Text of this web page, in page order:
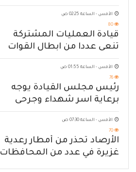
الأمس - الساعة 02:25 ص
80
قيادة العمليات المشتركة
تنعى عددا من ابطال القوات
المسلحة
الأمس - الساعة 01:55 ص
76
رئيس مجلس القيادة يوجه
برعاية اسر شهداء وجرحى
الهجوم الإرهابي الحوثي والرد
الحازم على مصدر التهديد
الأمس - الساعة 07:30 ص
70
الأرصاد تحذّر من أمطار رعدية
غزيرة في عدد من المحافظات